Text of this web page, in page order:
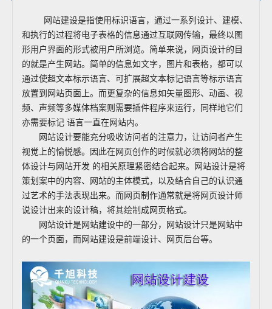
网站建设是指使用标识语言，通过一系列设计、建模、
和执行的过程将电子表格的信息通过互联网传输，最终以图
形用户界面的形式被用户所浏览。简单来说，网页设计的目
的就是产生网站。简单的信息如文字，图片和表格，都可以
通过使超文本标示语言、可扩展超文本标记语言等标示语言
放置到网站页面上。而更复杂的信息如矢量图形、动画、视
频、声频等多媒体档案则需要插件程序来运行，同样地它们
亦需要标记 语言一直在网站内。
网站设计要能充分吸收访问者的注意力，让访问者产生
视觉上的愉悦感。因此在网页创作的时候就必须将网站的整
体设计与网站开发 的相关原理紧密结合起来。网站设计是将
策划案中的内容、网站的主体模式，以及结合自己的认识通
过艺术的手法表现出来。而网页制作通常就是将网页设计师
说设计出来的设计稿，将其绘制成网页格式。
网站设计是网站建设中的一部分，网站设计只是网站中
的一个页面，而网站建设是前端设计、网页后台等。